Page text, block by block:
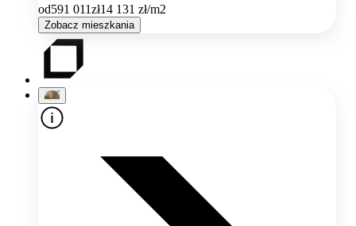
od591 011zł14 131 zł/m2
Zobacz mieszkania